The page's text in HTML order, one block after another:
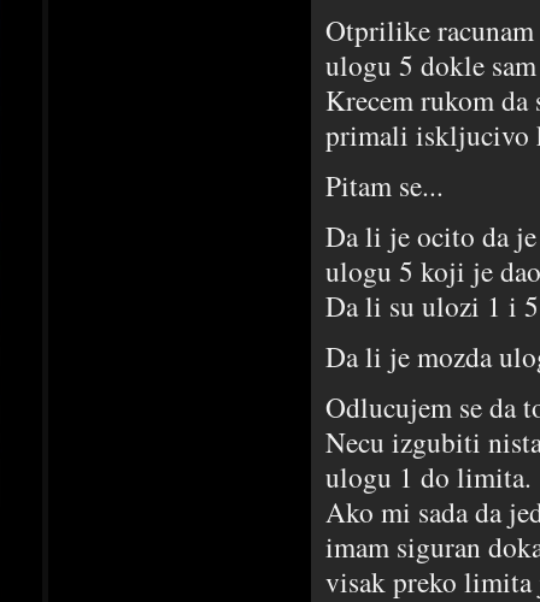
Otprilike
ulogu 5 dokle
Krecem rukom
primali iskljucivo
Pitam se...
Da li je ocito da
ulogu 5 koji je
Da li su ulozi 1 i
Da li je mozda
Odlucujem se da
Necu izgubiti
ulogu 1 do limita.
Ako mi sada da
imam siguran
visak preko limita